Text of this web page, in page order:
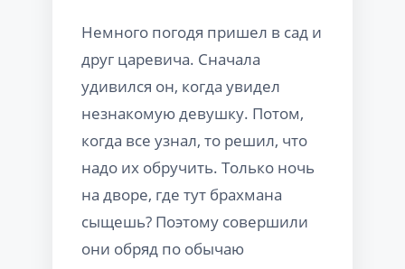
Немного погодя пришел в сад и
друг царевича. Сначала
удивился он, когда увидел
незнакомую девушку. Потом,
когда все узнал, то решил, что
надо их обручить. Только ночь
на дворе, где тут брахмана
сыщешь? Поэтому совершили
они обряд по обычаю